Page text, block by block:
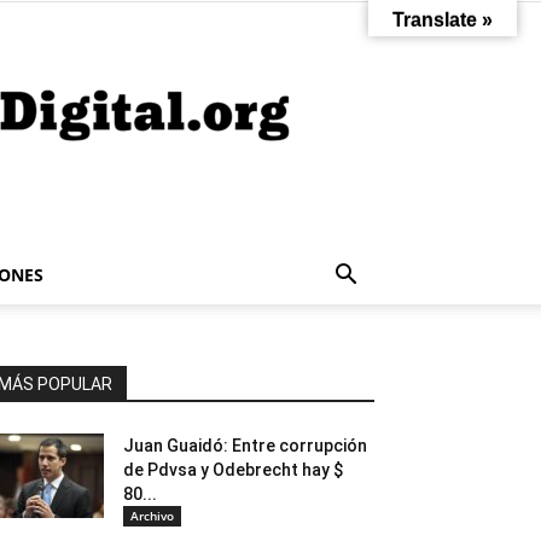
MÁS POPULAR
Juan Guaidó: Entre corrupción
de Pdvsa y Odebrecht hay $
80...
Archivo
Translate »